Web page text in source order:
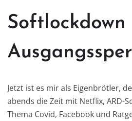
Softlockdown
Jetzt ist es mir als Eigenbrötler,
abends die Zeit mit Netflix, ARD-
Thema Covid, Facebook und